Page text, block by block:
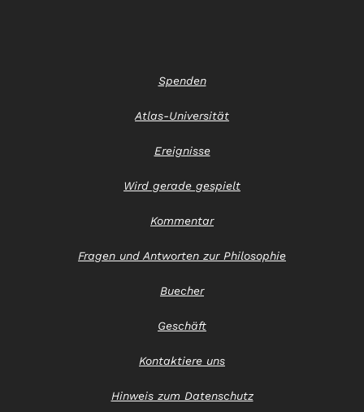
Spenden
Atlas-Universität
Ereignisse
Wird gerade gespielt
Kommentar
Fragen und Antworten zur Philosophie
Buecher
Geschäft
Kontaktiere uns
Hinweis zum Datenschutz